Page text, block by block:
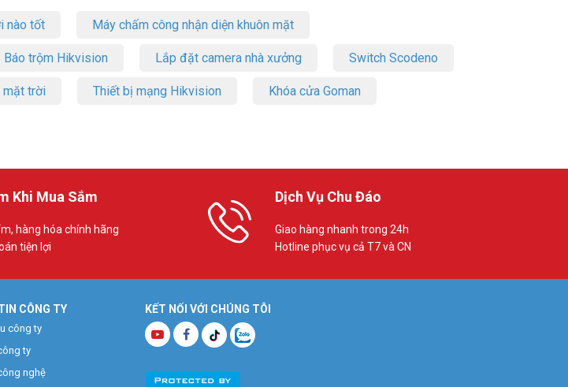
nào tốt Máy chấm công nhận diện khuôn mặt
Báo trộm Hikvision Lắp đặt camera nhà xưởng Switch Scodeno
mặt trời Thiết bị mạng Hikvision Khóa cửa Goman
Khi Mua Sắm
hàng hóa chính hãng
tiện lợi
Dịch Vụ Chu Đáo
Giao hàng nhanh trong 24h
Hotline phục vụ cả T7 và CN
KẾT NỐI VỚI CHÚNG TÔI
CÔNG TY
công ty
ty
nghệ